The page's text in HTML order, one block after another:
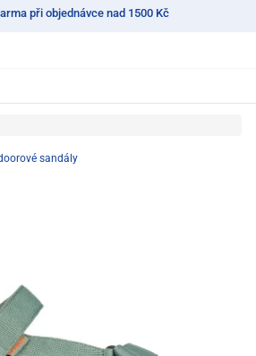
při objednávce nad 1500 Kč
sandály